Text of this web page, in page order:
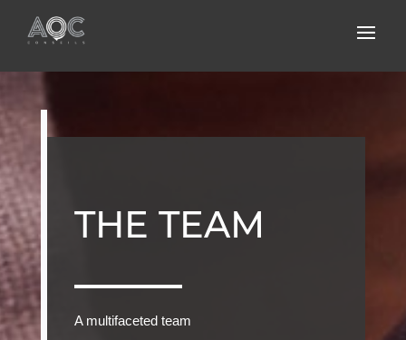
THE TEAM
A multifaceted team